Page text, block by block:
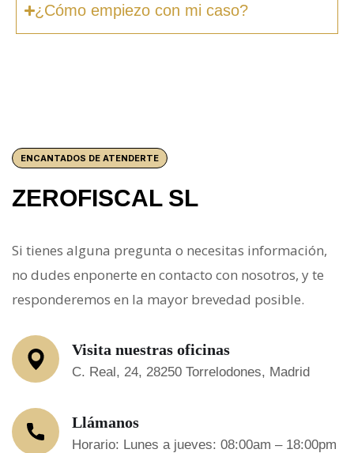
¿Cómo empiezo con mi caso?
ENCANTADOS DE ATENDERTE
ZEROFISCAL SL
Si tienes alguna pregunta o necesitas información,
no dudes enponerte en contacto con nosotros, y te
responderemos en la mayor brevedad posible.
Visita nuestras oficinas
C. Real, 24, 28250 Torrelodones, Madrid
Llámanos
Horario: Lunes a jueves: 08:00am – 18:00pm